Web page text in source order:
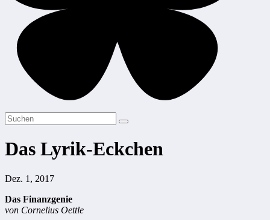
Das Lyrik-Eckchen
Dez. 1, 2017
Das Finanzgenie
von Cornelius Oettle